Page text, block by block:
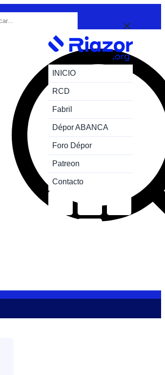
INICIO
RCD
Fabril
Dépor ABANCA
Foro Dépor
Patreon
Contacto